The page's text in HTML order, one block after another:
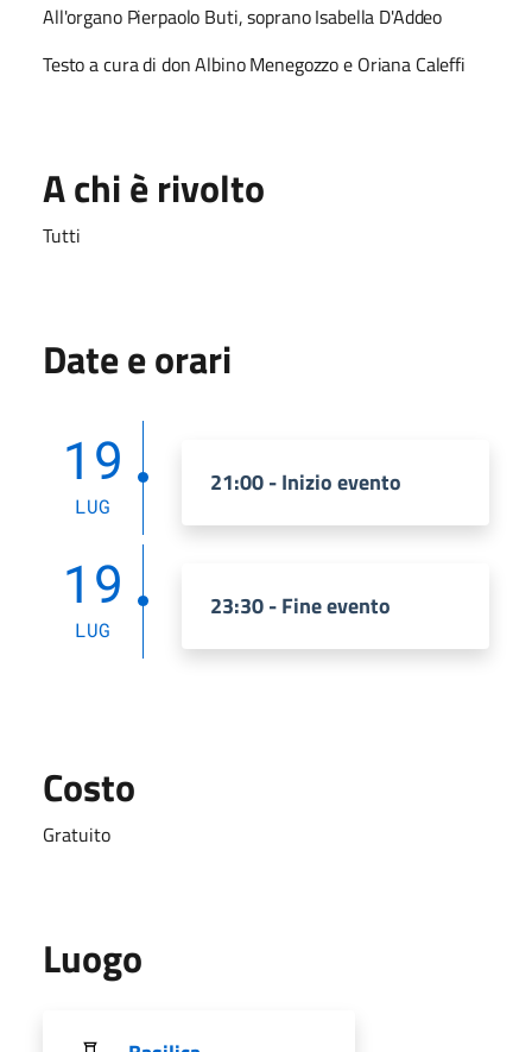
All'organo Pierpaolo Buti, soprano Isabella D'Addeo
Testo a cura di don Albino Menegozzo e Oriana Caleffi
A chi è rivolto
Tutti
Date e orari
19
LUG
21:00 - Inizio evento
19
LUG
23:30 - Fine evento
Costo
Gratuito
Luogo